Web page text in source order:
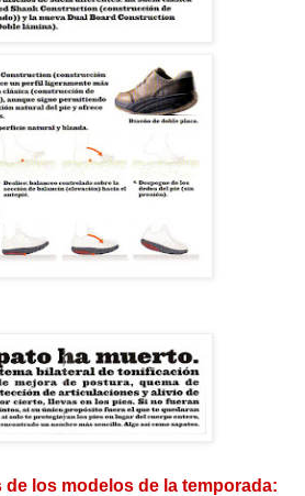
los modelos de la temporada: